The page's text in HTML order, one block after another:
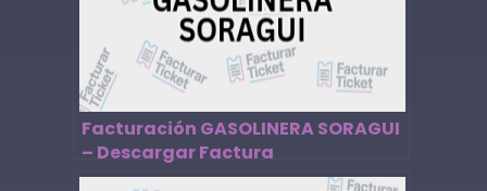
Facturación GASOLINERA SORAGUI
– Descargar Factura